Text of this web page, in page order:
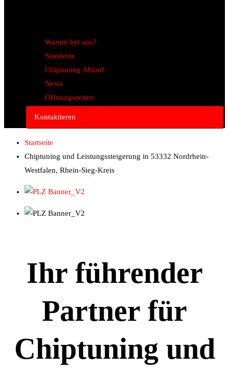
Warum bei uns?
Standorte
Chiptuning Ablauf
News
Öffnungszeiten
Kontaktieren
Startseite
Chiptuning und Leistungssteigerung in 53332 Nordrhein-
Westfalen, Rhein-Sieg-Kreis
Ihr führender
Partner für
Chiptuning und